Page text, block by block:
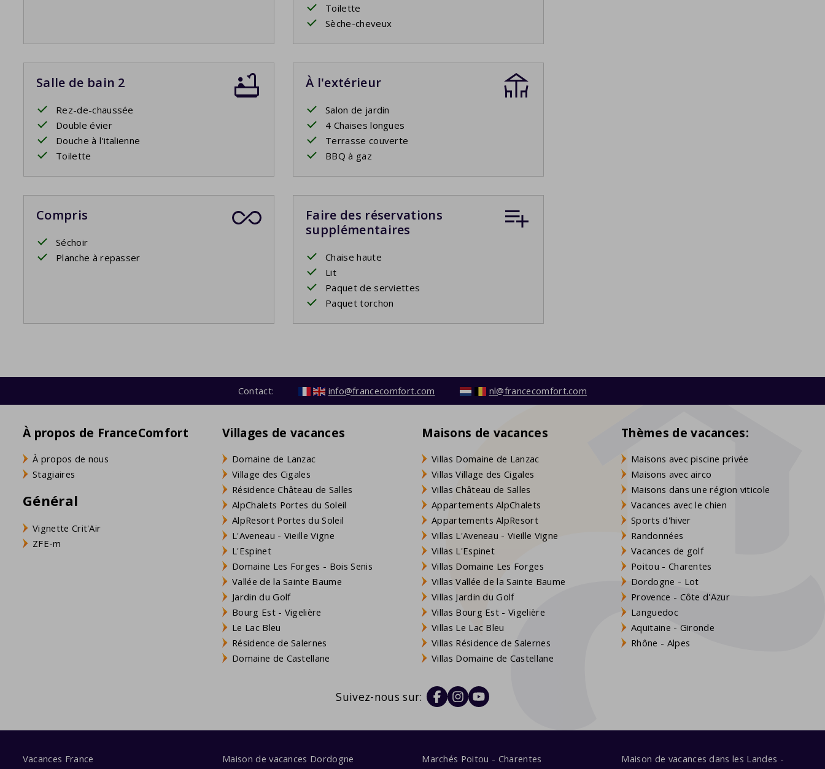
Toilette
Sèche-cheveux
Salle de bain 2
Rez-de-chaussée
Double évier
Douche à l'italienne
Toilette
À l'extérieur
Salon de jardin
4 Chaises longues
Terrasse couverte
BBQ à gaz
Compris
Séchoir
Planche à repasser
Faire des réservations
supplémentaires
Chaise haute
Lit
Paquet de serviettes
Paquet torchon
Contact: info@francecomfort.com nl@francecomfort.com
À propos de FranceComfort
À propos de nous
Stagiaires
Général
Vignette Crit'Air
ZFE-m
Villages de vacances
Domaine de Lanzac
Village des Cigales
Résidence Château de Salles
AlpChalets Portes du Soleil
AlpResort Portes du Soleil
L'Aveneau - Vieille Vigne
L'Espinet
Domaine Les Forges - Bois Senis
Vallée de la Sainte Baume
Jardin du Golf
Bourg Est - Vigelière
Le Lac Bleu
Résidence de Salernes
Domaine de Castellane
Maisons de vacances
Villas Domaine de Lanzac
Villas Village des Cigales
Villas Château de Salles
Appartements AlpChalets
Appartements AlpResort
Villas L'Aveneau - Vieille Vigne
Villas L'Espinet
Villas Domaine Les Forges
Villas Vallée de la Sainte Baume
Villas Jardin du Golf
Villas Bourg Est - Vigelière
Villas Le Lac Bleu
Villas Résidence de Salernes
Villas Domaine de Castellane
Thèmes de vacances:
Maisons avec piscine privée
Maisons avec airco
Maisons dans une région viticole
Vacances avec le chien
Sports d'hiver
Randonnées
Vacances de golf
Poitou - Charentes
Dordogne - Lot
Provence - Côte d'Azur
Languedoc
Aquitaine - Gironde
Rhône - Alpes
Suivez-nous sur:
Vacances France Maison de vacances Dordogne Marchés Poitou - Charentes
Maison de vacances dans les Landes -